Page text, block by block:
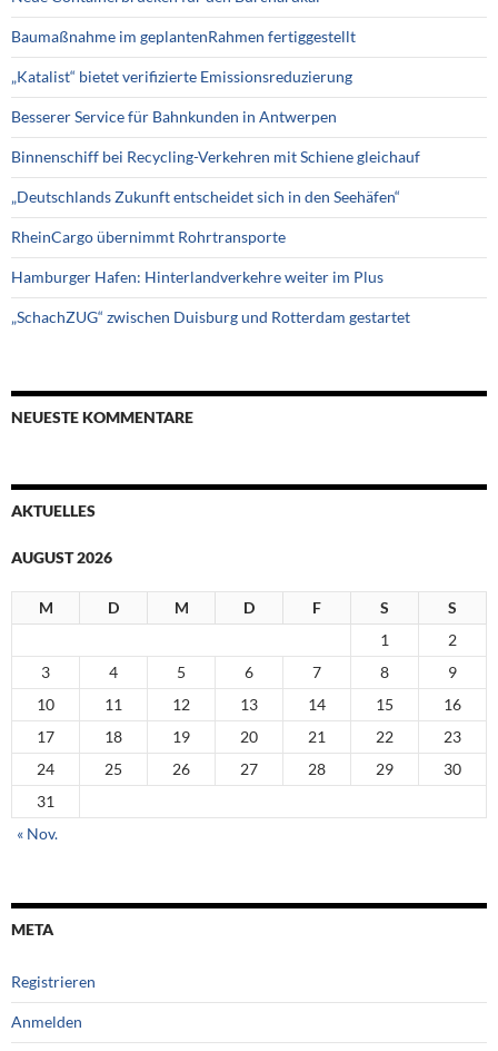
Baumaßnahme im geplantenRahmen fertiggestellt
„Katalist“ bietet verifizierte Emissionsreduzierung
Besserer Service für Bahnkunden in Antwerpen
Binnenschiff bei Recycling-Verkehren mit Schiene gleichauf
„Deutschlands Zukunft entscheidet sich in den Seehäfen“
RheinCargo übernimmt Rohrtransporte
Hamburger Hafen: Hinterlandverkehre weiter im Plus
„SchachZUG“ zwischen Duisburg und Rotterdam gestartet
NEUESTE KOMMENTARE
AKTUELLES
AUGUST 2026
M D M D F S
S
1
2
3
4 5 6 7 8
9
10
11 12 13 14 15
16
17
18 19 20 21 22
23
24
25 26 27 28 29
30
31
« Nov.
META
Registrieren
Anmelden